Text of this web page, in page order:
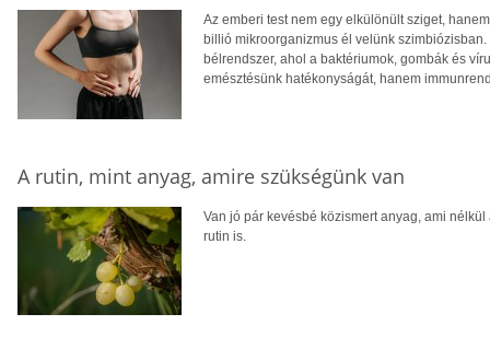
Az emberi test nem egy elkülönült sziget,
billió mikroorganizmus él velünk
bélrendszer, ahol a baktériumok, gombák és
emésztésünk hatékonyságát, hanem
A rutin, mint anyag, amire szükségünk van
Van jó pár kevésbé közismert anyag, ami
rutin is.